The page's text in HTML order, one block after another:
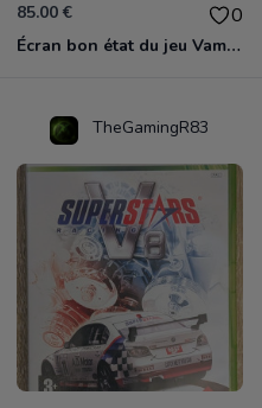
85.00 € 0
Écran bon état du jeu Vampire et livre de règles « la mascarade » état d’usage
TheGamingR83